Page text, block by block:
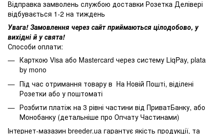
Відправка замволень службою доставки Розетка Делівері
відбувається 1-2 на тиждень
Увага! Замовлення через сайт приймаються цілодобово, у
вихідні й у свята!
Способи оплати:
Карткою Visa або Mastercard через систему LiqPay, plata
by mono
Під час отримання товару в На Новій Пошті, віділені
Розетки або у поштоматі
Розбити платіж на 3 рівні частини від ПриватБанку, або
Монобанку (детальніше про Опчату Частинами)
Інтернет-мазазин breeder.ua гарантує якість продукції, та